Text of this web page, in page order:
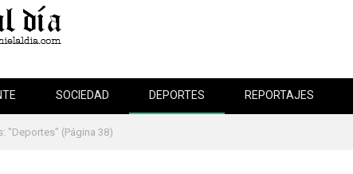
SOCIEDAD DEPORTES REPORTAJES
"Deportes" (Página 38)